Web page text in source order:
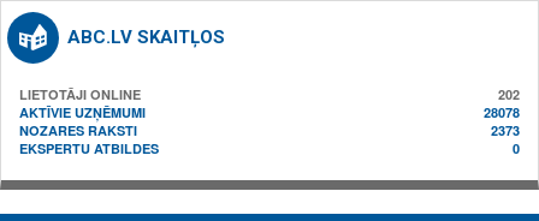
ABC.LV SKAITĻOS
LIETOTĀJI ONLINE
202
AKTĪVIE UZŅĒMUMI
28078
NOZARES RAKSTI
2373
EKSPERTU ATBILDES
0